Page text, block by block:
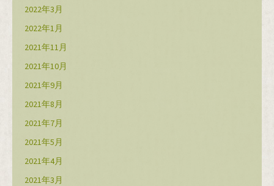
2022年3月
2022年1月
2021年11月
2021年10月
2021年9月
2021年8月
2021年7月
2021年5月
2021年4月
2021年3月